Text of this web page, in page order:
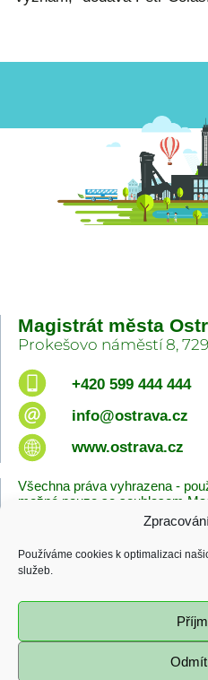
Používáme cookies k optimalizaci
služeb.
Magistrát města
Prokešovo náměstí 8,
+420 599 444 444
info@ostrava.cz
www.ostrava.cz
Všechna práva vyhrazena -
možné pouze se souhlasem
Zásady cookies
Poslední změna